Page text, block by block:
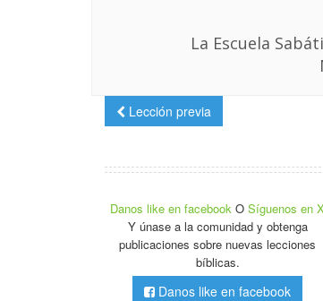
La Escuela
Lección previa
Danos like en facebookOSíguenos en X
Y únase a la comunidad y obtenga
publicaciones sobre nuevas lecciones
bíblicas.
Danos like en facebook